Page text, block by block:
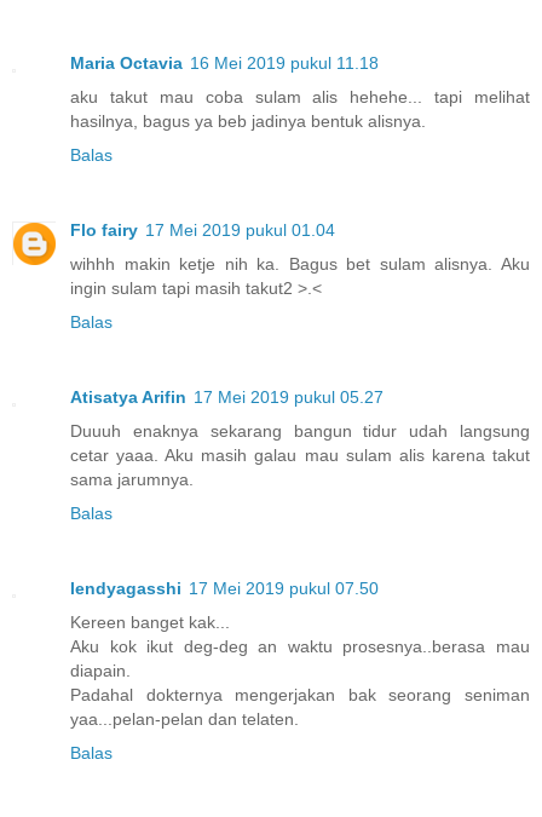
Maria Octavia 16 Mei 2019 pukul 11.18
aku takut mau coba sulam alis hehehe... tapi melihat
hasilnya, bagus ya beb jadinya bentuk alisnya.
Balas
Flo fairy 17 Mei 2019 pukul 01.04
wihhh makin ketje nih ka. Bagus bet sulam alisnya. Aku
ingin sulam tapi masih takut2 >.<
Balas
Atisatya Arifin 17 Mei 2019 pukul 05.27
Duuuh enaknya sekarang bangun tidur udah langsung
cetar yaaa. Aku masih galau mau sulam alis karena takut
sama jarumnya.
Balas
lendyagasshi 17 Mei 2019 pukul 07.50
Kereen banget kak...
Aku kok ikut deg-deg an waktu prosesnya..berasa mau
diapain.
Padahal dokternya mengerjakan bak seorang seniman
yaa...pelan-pelan dan telaten.
Balas